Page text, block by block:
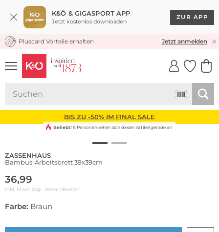
K&Ö & GIGASPORT APP
Jetzt kostenlos downloaden
ZUR APP
KOSTENLOSER VERSAND* & RÜCKVERSAND
Pluscard Vorteile erhalten Jetzt anmelden
UNSERE APP
CLICK &
BIS ZU -50% IM FINAL SALE
Beliebt! 8 Personen sehen sich diesen Artikel gerade an
ZASSENHAUS
Bambus-Arbeitsbrett 39x39cm
36,99
inkl. Mwst zzgl. Versandkosten
Farbe: Braun